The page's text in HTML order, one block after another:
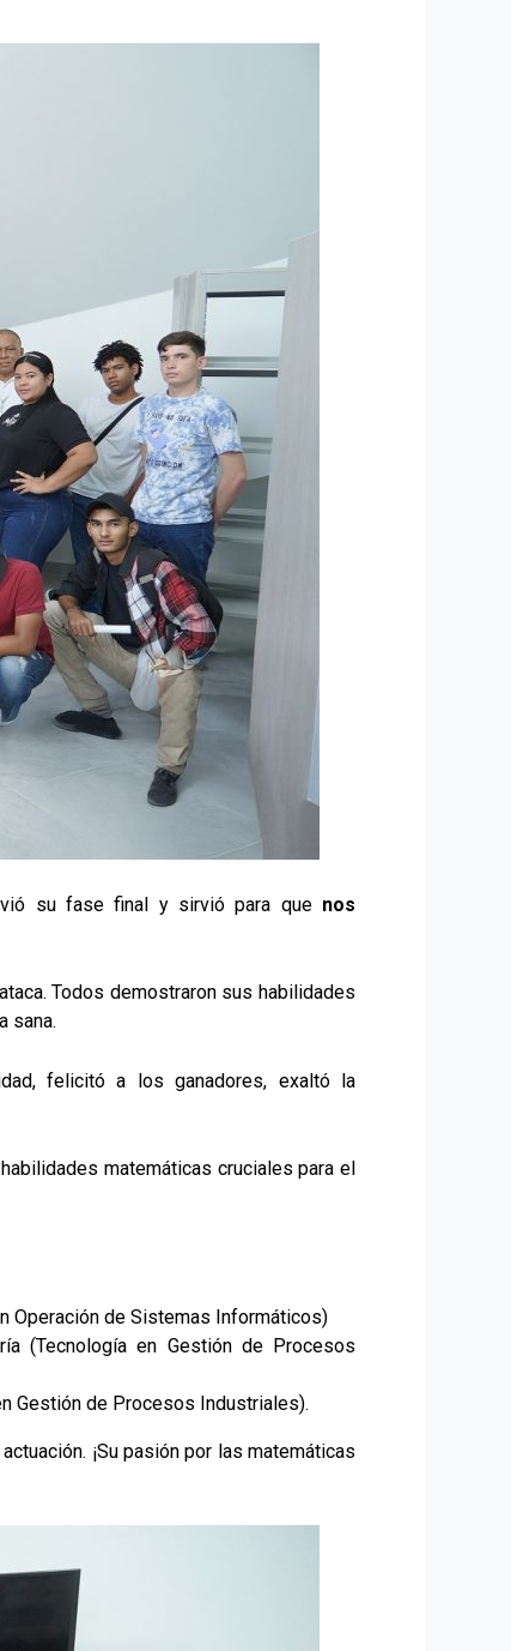
su fase final y sirvió para que nos
Todos demostraron sus habilidades
sana.
felicitó a los ganadores, exaltó la
matemáticas cruciales para el
Operación de Sistemas Informáticos)
(Tecnología en Gestión de Procesos
Gestión de Procesos Industriales).
¡Su pasión por las matemáticas